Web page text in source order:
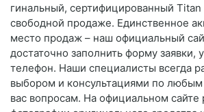
гинальный, сертифицированный
свободной продаже. Единственное
место продаж – наш официальный
достаточно заполнить форму заявки,
телефон. Наши специалисты всегда
выбором и консультациями по
вас вопросам. На официальном